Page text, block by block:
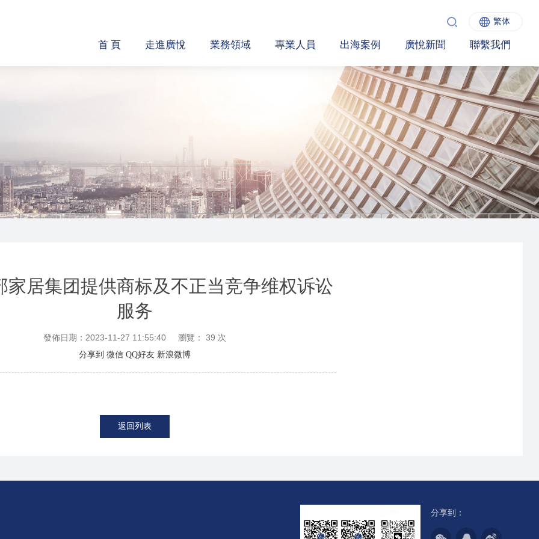
首 頁 走進廣悅 業務領域 專業人員 出海案例 廣悅新聞 聯繫我們
繁体
家居集团提供商标及不正当竞争维权诉讼
服务
發佈日期：2023-11-27 11:55:40 瀏覽： 39 次
分享到 微信 QQ好友 新浪微博
返回列表
分享到：